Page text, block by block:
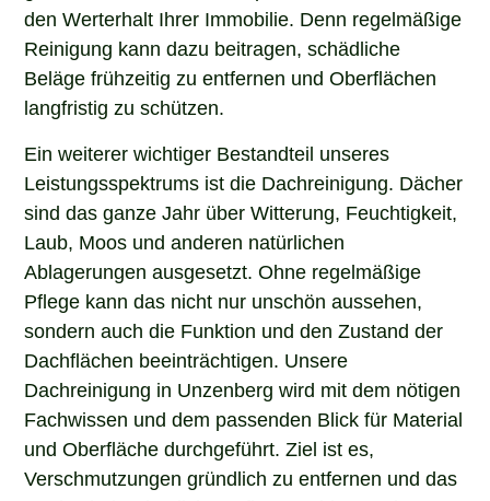
den Werterhalt Ihrer Immobilie. Denn regelmäßige
Reinigung kann dazu beitragen, schädliche
Beläge frühzeitig zu entfernen und Oberflächen
langfristig zu schützen.
Ein weiterer wichtiger Bestandteil unseres
Leistungsspektrums ist die Dachreinigung. Dächer
sind das ganze Jahr über Witterung, Feuchtigkeit,
Laub, Moos und anderen natürlichen
Ablagerungen ausgesetzt. Ohne regelmäßige
Pflege kann das nicht nur unschön aussehen,
sondern auch die Funktion und den Zustand der
Dachflächen beeinträchtigen. Unsere
Dachreinigung in Unzenberg wird mit dem nötigen
Fachwissen und dem passenden Blick für Material
und Oberfläche durchgeführt. Ziel ist es,
Verschmutzungen gründlich zu entfernen und das